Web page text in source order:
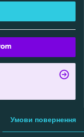
Умови повернення